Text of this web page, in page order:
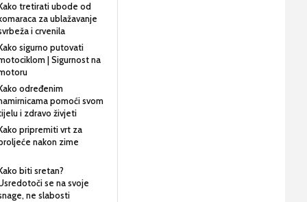
tretirati ubode od
za ublažavanje
i crvenila
sigurno putovati
| Sigurnost na
određenim
pomoći svom
i zdravo živjeti
pripremiti vrt za
nakon zime
biti sretan?
se na svoje
ne slabosti